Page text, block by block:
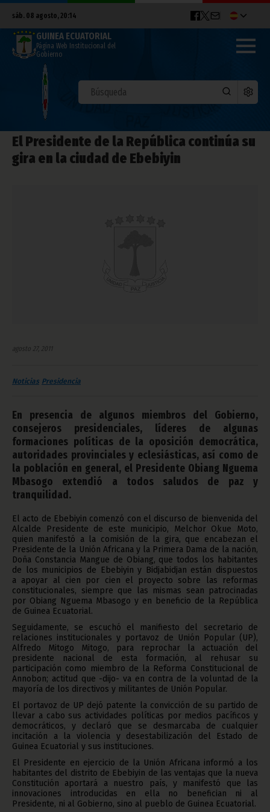
sáb. 08 agosto, 20:14
GUINEA ECUATORIAL
Página Web Institucional del
Gobierno
El Presidente de la República continúa su
gira en la ciudad de Ebebiyin
agosto 27, 2011
Noticias Presidencia
En presencia de algunos miembros del Gobierno,
consejeros presidenciales, líderes de algunas
formaciones políticas de la oposición democrática,
autoridades provinciales y eclesiásticas, así como de
la población en general, el Presidente Obiang Nguema
Mbasogo extendió a todos saludos de paz y
tranquilidad.
El acto de Ebebiyin comenzó con el discurso de bienvenida del
Alcalde Presidente de este municipio, Melchor Okue Moto,
quien manifestó a la comisión de la gira, que encabezan el
Presidente de la Unión Africana y la Primera Dama de la nación,
Doña Constancia Mangue de Obiang, que todos los habitantes
de los municipios de Ebebiyin y Bidjabidjan están dispuestos
a apoyar al cien por cien el proyecto sobre las reformas
constitucionales, siempre que las mismas sean patrocinadas
por Obiang Nguema Mbasogo y en beneficio de la República
de Guinea Ecuatorial.
Seguidamente, se escuchó el manifiesto del secretario de
relaciones institucionales y portavoz de Unión Popular (UP),
Alfredo Mitogo Mitogo, para reprochar la actuación del
presidente nacional de esta formación, al rehusar su
participación como miembro de la Reforma Constitucional de
Annobon; actitud que -dijo- va en contra de la voluntad de la
mayoría de los directivos y militantes de Unión Popular.
El portavoz de UP dejó patente la convicción de su partido de
llevar a cabo sus actividades políticas por medios pacíficos y
democráticos, y declaró que se desmarcaba de cualquier
incitación a la violencia y desestabilización del Estado de
Guinea Ecuatorial y sus instituciones.
El Presidente en ejercicio de la Unión Africana informó a los
habitantes del distrito de Ebebiyin de las ventajas que la nueva
Constitución aportará a nuestro país, y manifestó que las
innovaciones introducidas en ella no benefician ni al
Presidente, ni al Gobierno, sino al pueblo de Guinea Ecuatorial.